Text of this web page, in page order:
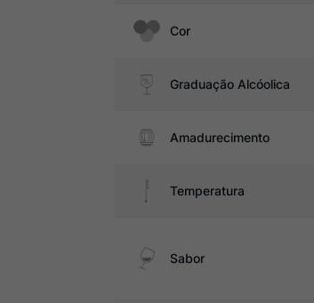
Cor
Graduação Alcóolica
Amadurecimento
Temperatura
Sabor